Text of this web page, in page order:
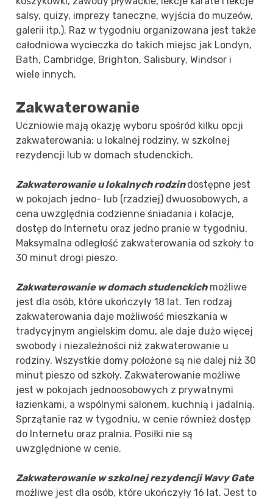
salsy, quizy, imprezy taneczne, wyjścia do muzeów,
galerii itp.). Raz w tygodniu organizowana jest także
całodniowa wycieczka do takich miejsc jak Londyn,
Bath, Cambridge, Brighton, Salisbury, Windsor i
wiele innych.
Zakwaterowanie
Uczniowie mają okazję wyboru spośród kilku opcji
zakwaterowania: u lokalnej rodziny, w szkolnej
rezydencji lub w domach studenckich.
Zakwaterowanie u lokalnych rodzindostępne jest
w pokojach jedno- lub (rzadziej) dwuosobowych, a
cena uwzględnia codzienne śniadania i kolacje,
dostęp do Internetu oraz jedno pranie w tygodniu.
Maksymalna odległość zakwaterowania od szkoły to
30 minut drogi pieszo.
Zakwaterowanie w domach studenckichmożliwe
jest dla osób, które ukończyły 18 lat. Ten rodzaj
zakwaterowania daje możliwość mieszkania w
tradycyjnym angielskim domu, ale daje dużo więcej
swobody i niezależności niż zakwaterowanie u
rodziny. Wszystkie domy położone są nie dalej niż 30
minut pieszo od szkoły. Zakwaterowanie możliwe
jest w pokojach jednoosobowych z prywatnymi
łazienkami, a wspólnymi salonem, kuchnią i jadalnią.
Sprzątanie raz w tygodniu, w cenie również dostęp
do Internetu oraz pralnia. Posiłki nie są
uwzględnione w cenie.
Zakwaterowanie w szkolnej rezydencji Wavy Gate
możliwe jest dla osób, które ukończyły 16 lat. Jest to